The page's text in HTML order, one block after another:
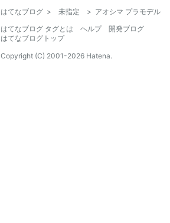
はてなブログ > 未指定 > アオシマ プラモデル
はてなブログ タグとは
ヘルプ
開発ブログ
はてなブログトップ
Copyright (C) 2001-2026 Hatena.